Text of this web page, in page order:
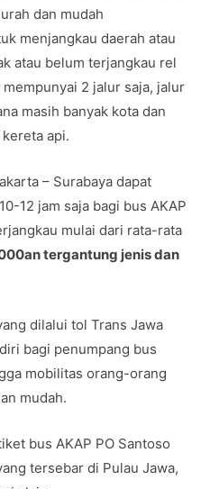
dan mudah
menjangkau daerah atau
atau belum terjangkau rel
2 jalur saja, jalur
masih banyak kota dan
api.
– Surabaya dapat
12 jam saja bagi bus AKAP
mulai dari rata-rata
tergantung jenis dan
dilalui tol Trans Jawa
bagi penumpang bus
mobilitas orang-orang
mudah.
bus AKAP PO Santoso
tersebar di Pulau Jawa,